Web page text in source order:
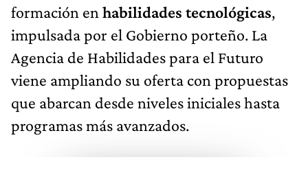
formación en habilidades tecnológicas,
impulsada por el Gobierno porteño. La
Agencia de Habilidades para el Futuro
viene ampliando su oferta con propuestas
que abarcan desde niveles iniciales hasta
programas más avanzados.